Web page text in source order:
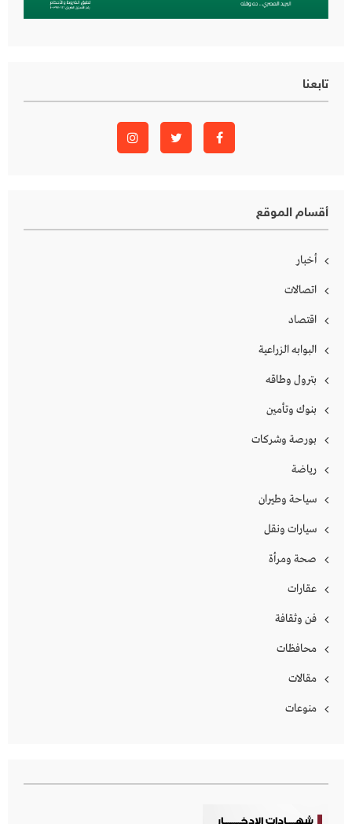
تابعنا
أقسام الموقع
أخبار
اتصالات
اقتصاد
البوابه الزراعية
بترول وطاقه
بنوك وتأمين
بورصة وشركات
رياضة
سياحة وطيران
سيارات ونقل
صحة ومرأة
عقارات
فن وثقافة
محافظات
مقالات
منوعات